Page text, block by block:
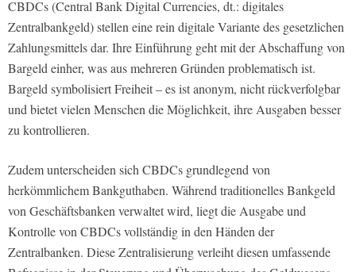
CBDCs (Central Bank Digital Currencies, dt.: digitales
Zentralbankgeld) stellen eine rein digitale Variante des gesetzlichen
Zahlungsmittels dar. Ihre Einführung geht mit der Abschaffung von
Bargeld einher, was aus mehreren Gründen problematisch ist.
Bargeld symbolisiert Freiheit – es ist anonym, nicht rückverfolgbar
und bietet vielen Menschen die Möglichkeit, ihre Ausgaben besser
zu kontrollieren.
Zudem unterscheiden sich CBDCs grundlegend von
herkömmlichem Bankguthaben. Während traditionelles Bankgeld
von Geschäftsbanken verwaltet wird, liegt die Ausgabe und
Kontrolle von CBDCs vollständig in den Händen der
Zentralbanken. Diese Zentralisierung verleiht diesen umfassende